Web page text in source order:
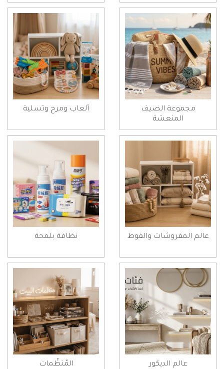
مجموعة الصيف
المنعشة
ألعاب ومرح وتسلية
عالم المفروشات والفوط نظافة بلمحة
عالم الديكور المُنظّمات